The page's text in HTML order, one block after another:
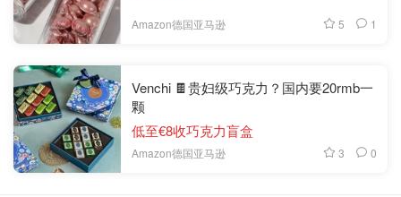
Amazon德国亚马逊 5 1
Venchi 🍫贵妇级巧克力？国内要20rmb一
颗
低至€8收巧克力盲盒
Amazon德国亚马逊 3 0